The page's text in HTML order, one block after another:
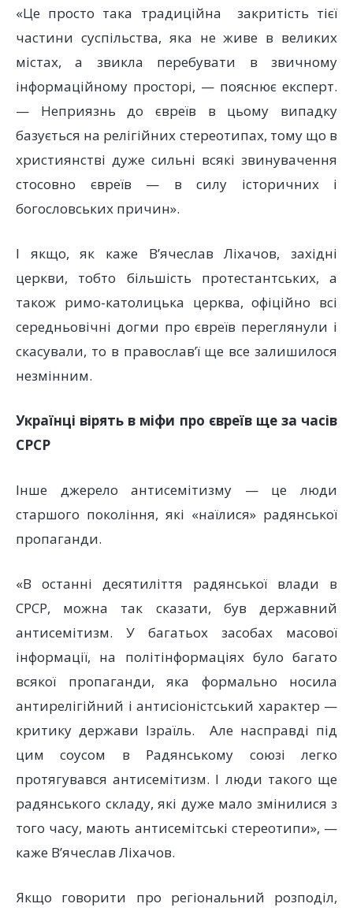
«Це просто така традиційна закритість тієї
частини суспільства, яка не живе в великих
містах, а звикла перебувати в звичному
інформаційному просторі, — пояснює експерт.
— Неприязнь до євреїв в цьому випадку
базується на релігійних стереотипах, тому що в
християнстві дуже сильні всякі звинувачення
стосовно євреїв — в силу історичних і
богословських причин».
І якщо, як каже В’ячеслав Ліхачов, західні
церкви, тобто більшість протестантських, а
також римо-католицька церква, офіційно всі
середньовічні догми про євреїв переглянули і
скасували, то в православ’ї ще все залишилося
незмінним.
Українці вірять в міфи про євреїв ще за часів
СРСР
Інше джерело антисемітизму — це люди
старшого покоління, які «наїлися» радянської
пропаганди.
«В останні десятиліття радянської влади в
СРСР, можна так сказати, був державний
антисемітизм. У багатьох засобах масової
інформації, на політінформаціях було багато
всякої пропаганди, яка формально носила
антирелігійний і антисіоністський характер —
критику держави Ізраїль. Але насправді під
цим соусом в Радянському союзі легко
протягувався антисемітизм. І люди такого ще
радянського складу, які дуже мало змінилися з
того часу, мають антисемітські стереотипи», —
каже В’ячеслав Ліхачов.
Якщо говорити про регіональний розподіл,